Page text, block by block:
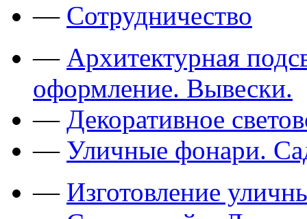
— Сотрудничество
— Архитектурная
оформление. Вывески.
— Декоративное
— Уличные фонари.
— Изготовление